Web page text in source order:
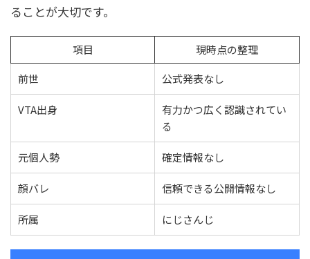
ることが大切です。
項目
現時点の整理
前世
公式発表なし
VTA出身
有力かつ広く認識されてい
る
元個人勢 確定情報なし
顔バレ 信頼できる公開情報なし
所属 にじさんじ